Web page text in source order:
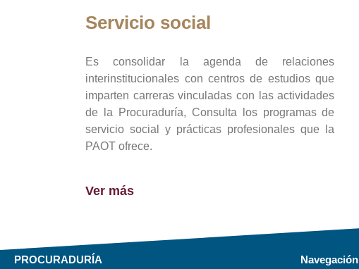
Servicio social
Es consolidar la agenda de relaciones
interinstitucionales con centros de estudios que
imparten carreras vinculadas con las actividades
de la Procuraduría, Consulta los programas de
servicio social y prácticas profesionales que la
PAOT ofrece.
Ver más
PROCURADURÍA Navegación